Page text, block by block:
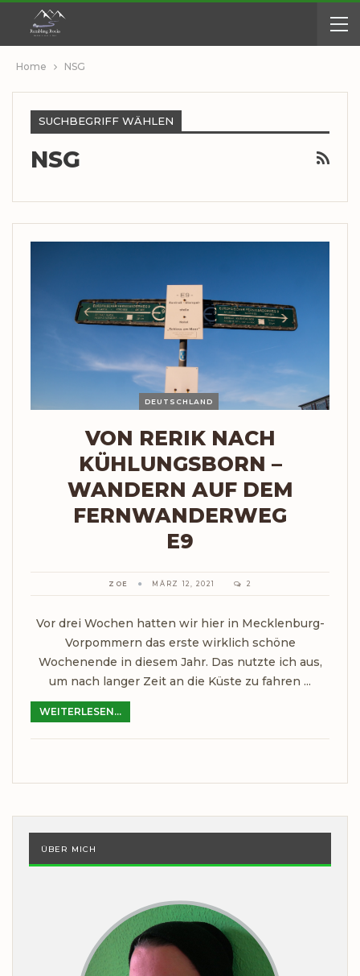
Home NSG
SUCHBEGRIFF WÄHLEN
NSG
DEUTSCHLAND
VON RERIK NACH
KÜHLUNGSBORN –
WANDERN AUF DEM
FERNWANDERWEG
E9
ZOE MÄRZ 12, 2021 2
Vor drei Wochen hatten wir hier in Mecklenburg-
Vorpommern das erste wirklich schöne
Wochenende in diesem Jahr. Das nutzte ich aus,
um nach langer Zeit an die Küste zu fahren ...
WEITERLESEN...
ÜBER MICH